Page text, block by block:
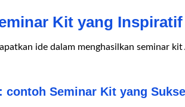
Kit yang Inspiratif
ide dalam menghasilkan seminar
contoh Seminar Kit yang